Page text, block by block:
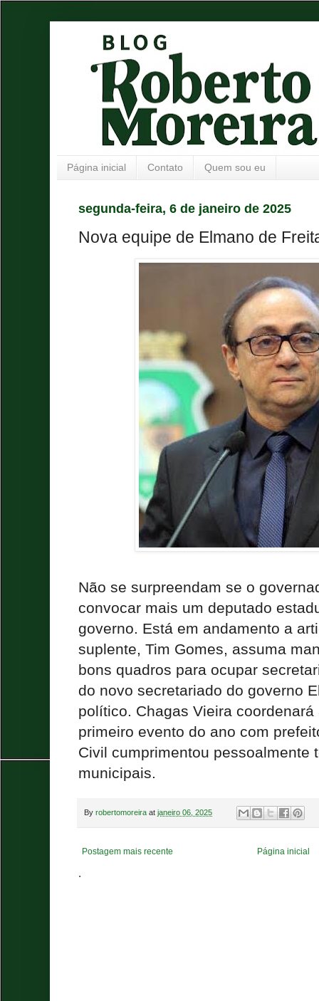
Página inicial Contato Quem sou eu
segunda-feira, 6 de janeiro de 2025
Nova equipe de Elmano de
Não se surpreendam se o
convocar mais um deputado
governo. Está em andamento a
suplente, Tim Gomes, assuma
bons quadros para ocupar
do novo secretariado do governo
político. Chagas Vieira
primeiro evento do ano com
Civil cumprimentou pessoalmente
municipais.
By robertomoreira at janeiro 06, 2025
Postagem mais recente Página inicial
.